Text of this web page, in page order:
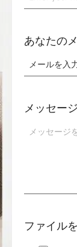
あなたの
メッセージ
ファイル